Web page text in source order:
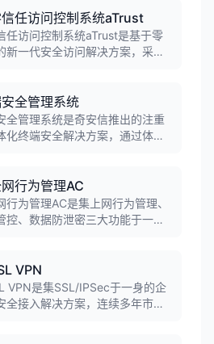
安全软件市场份额位列第三，为
面深入的终端设备安全监控和防
任访问控制系统aTrust
任访问控制系统aTrust是基于零
新一代安全访问解决方案，采用
入，可与EDR、DLP等安全能力
业提供全流程、端到端的安全防
全管理系统
全管理系统是奇安信推出的注重
化终端安全解决方案，通过体系
地访问数据和业务。产品将政企
需的安全、管理功能集合在一个
大提高安全管理效率。
行为管理AC
行为管理AC是集上网行为管理、
控、数据防泄密三大功能于一体
管理、行为审计等功能，可按需
泄密、上网安全保护等云端安全
VPN
VPN是集SSL/IPSec于一身的企
全接入解决方案，连续多年市场